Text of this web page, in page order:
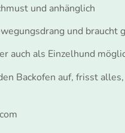
und anhänglich
und braucht
auch als Einzelhund
Backofen auf, frisst